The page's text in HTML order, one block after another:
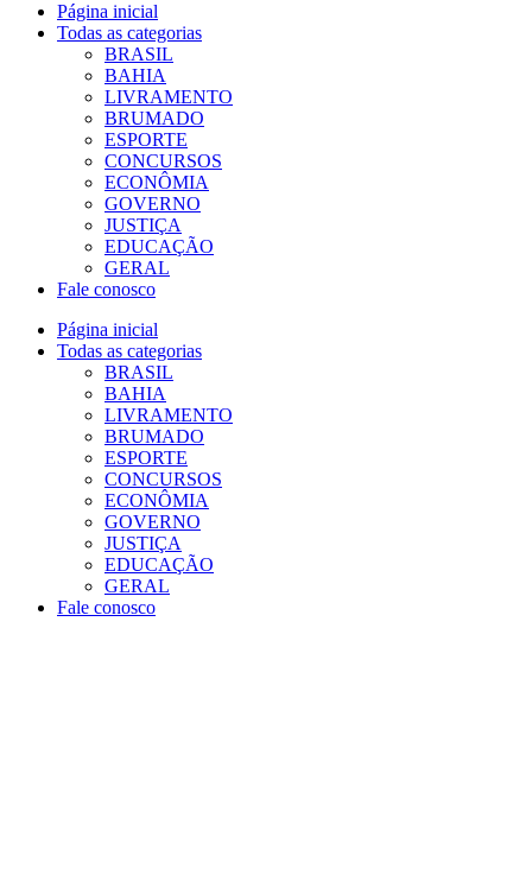
Página inicial
Todas as categorias
BRASIL
BAHIA
LIVRAMENTO
BRUMADO
ESPORTE
CONCURSOS
ECONÔMIA
GOVERNO
JUSTIÇA
EDUCAÇÃO
GERAL
Fale conosco
Página inicial
Todas as categorias
BRASIL
BAHIA
LIVRAMENTO
BRUMADO
ESPORTE
CONCURSOS
ECONÔMIA
GOVERNO
JUSTIÇA
EDUCAÇÃO
GERAL
Fale conosco